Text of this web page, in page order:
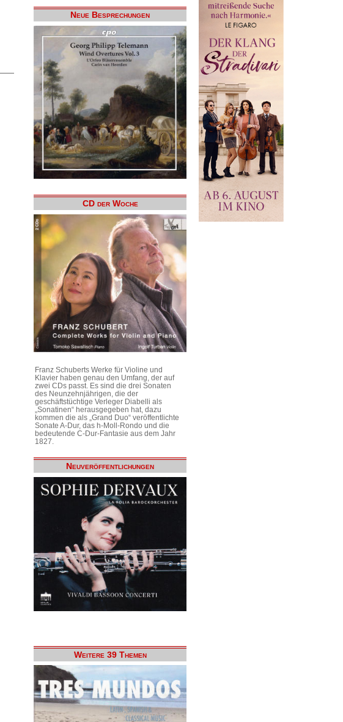
Neue Besprechungen
CD der Woche
Franz Schuberts Werke für Violine und
Klavier haben genau den Umfang, der auf
zwei CDs passt. Es sind die drei Sonaten
des Neunzehnjährigen, die der
geschäftstüchtige Verleger Diabelli als
„Sonatinen“ herausgegeben hat, dazu
kommen die als „Grand Duo“ veröffentlichte
Sonate A-Dur, das h-Moll-Rondo und die
bedeutende C-Dur-Fantasie aus dem Jahr
1827.
Neuveröffentlichungen
Weitere 39 Themen